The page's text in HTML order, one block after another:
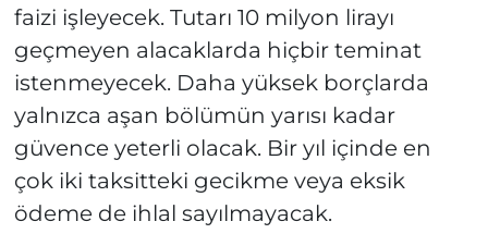
faizi işleyecek. Tutarı 10 milyon lirayı
geçmeyen alacaklarda hiçbir teminat
istenmeyecek. Daha yüksek borçlarda
yalnızca aşan bölümün yarısı kadar
güvence yeterli olacak. Bir yıl içinde en
çok iki taksitteki gecikme veya eksik
ödeme de ihlal sayılmayacak.